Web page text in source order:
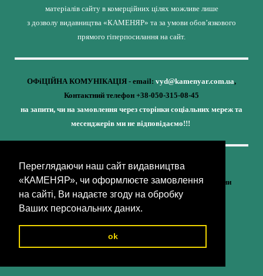
Переглядаючи наш сайт видавництва
«КАМЕНЯР», чи оформлюєте замовлення
на сайті, Ви надаєте згоду на обробку
Ваших персональних даних.
ok
матеріалів сайту в комерційних цілях можливе лише
з дозволу видавництва «КАМЕНЯР» та за умови обов’язкового
прямого гіперпосилання на сайт.
ОФіЦІЙНА КОМУНІКАЦІЯ - email: vyd@kamenyar.com.ua,
Контактний телефон +38-050-315-08-45
на запити, чи на замовлення через сторінки соціальних мереж та
месенджерів ми не відповідаємо!!!
Кожне наше видання - це внесок у спротив,
у збереження ідентичності та неминучу перемогу України
(видавництво «КАМЕНЯР»)